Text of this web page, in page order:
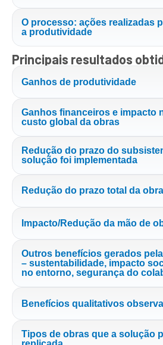
O processo: ações realizadas
a produtividade
Principais resultados
Ganhos de produtividade
Ganhos financeiros e impacto
custo global da obras
Redução do prazo do
solução foi implementada
Redução do prazo total da obra
Impacto/Redução da mão de
Outros benefícios gerados
– sustentabilidade, impacto
no entorno, segurança do
Benefícios qualitativos
Tipos de obras que a solução